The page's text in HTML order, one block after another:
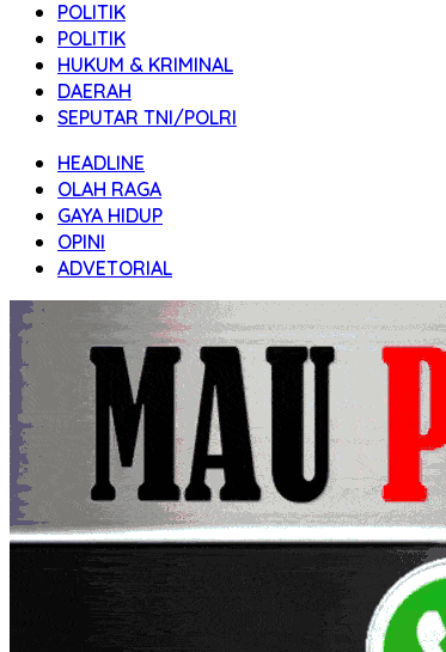
POLITIK
POLITIK
HUKUM & KRIMINAL
DAERAH
SEPUTAR TNI/POLRI
HEADLINE
OLAH RAGA
GAYA HIDUP
OPINI
ADVETORIAL